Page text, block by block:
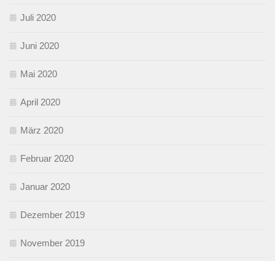
Juli 2020
Juni 2020
Mai 2020
April 2020
März 2020
Februar 2020
Januar 2020
Dezember 2019
November 2019